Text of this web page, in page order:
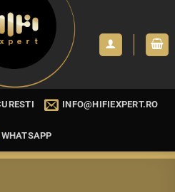
INFO@HIFIEXPERT.RO
WHATSAPP